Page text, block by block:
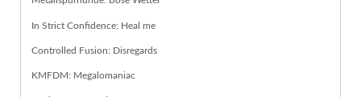
In Strict Confidence: Heal me
Controlled Fusion: Disregards
KMFDM: Megalomaniac